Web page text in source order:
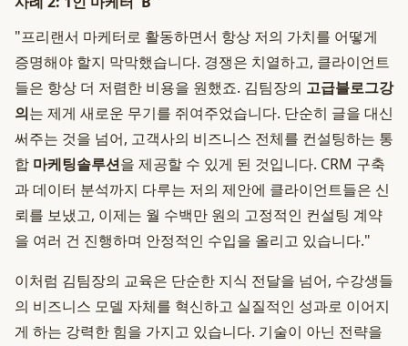
"프리랜서 마케터로 활동하면서 항상 저의 가치를 어떻게
증명해야 할지 막막했습니다. 경쟁은 치열하고, 클라이언트
들은 항상 더 저렴한 비용을 원했죠. 김팀장의 고급블로그강
의는 제게 새로운 무기를 쥐여주었습니다. 단순히 글을 대신
써주는 것을 넘어, 고객사의 비즈니스 전체를 컨설팅하는 통
합 마케팅솔루션을 제공할 수 있게 된 것입니다. CRM 구축
과 데이터 분석까지 다루는 저의 제안에 클라이언트들은 신
뢰를 보냈고, 이제는 월 수백만 원의 고정적인 컨설팅 계약
을 여러 건 진행하며 안정적인 수입을 올리고 있습니다."
이처럼 김팀장의 교육은 단순한 지식 전달을 넘어, 수강생들
의 비즈니스 모델 자체를 혁신하고 실질적인 성과로 이어지
게 하는 강력한 힘을 가지고 있습니다. 기술이 아닌 전략을